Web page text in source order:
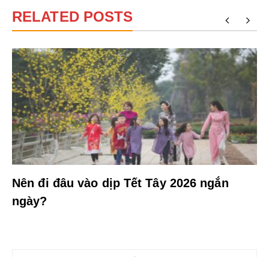
RELATED POSTS
Nên đi đâu vào dịp Tết Tây 2026 ngắn
ngày?